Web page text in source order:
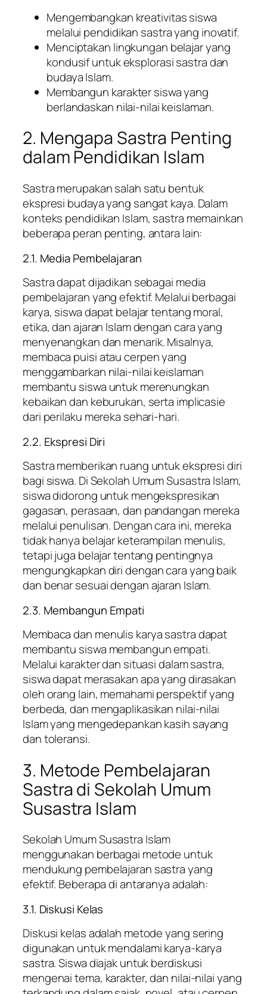
Mengembangkan kreativitas siswa
melalui pendidikan sastra yang inovatif.
Menciptakan lingkungan belajar yang
kondusif untuk eksplorasi sastra dan
budaya Islam.
Membangun karakter siswa yang
berlandaskan nilai-nilai keislaman.
2. Mengapa Sastra Penting
dalam Pendidikan Islam
Sastra merupakan salah satu bentuk
ekspresi budaya yang sangat kaya. Dalam
konteks pendidikan Islam, sastra memainkan
beberapa peran penting, antara lain:
2.1. Media Pembelajaran
Sastra dapat dijadikan sebagai media
pembelajaran yang efektif. Melalui berbagai
karya, siswa dapat belajar tentang moral,
etika, dan ajaran Islam dengan cara yang
menyenangkan dan menarik. Misalnya,
membaca puisi atau cerpen yang
menggambarkan nilai-nilai keislaman
membantu siswa untuk merenungkan
kebaikan dan keburukan, serta implicasie
dari perilaku mereka sehari-hari.
2.2. Ekspresi Diri
Sastra memberikan ruang untuk ekspresi diri
bagi siswa. Di Sekolah Umum Susastra Islam,
siswa didorong untuk mengekspresikan
gagasan, perasaan, dan pandangan mereka
melalui penulisan. Dengan cara ini, mereka
tidak hanya belajar keterampilan menulis,
tetapi juga belajar tentang pentingnya
mengungkapkan diri dengan cara yang baik
dan benar sesuai dengan ajaran Islam.
2.3. Membangun Empati
Membaca dan menulis karya sastra dapat
membantu siswa membangun empati.
Melalui karakter dan situasi dalam sastra,
siswa dapat merasakan apa yang dirasakan
oleh orang lain, memahami perspektif yang
berbeda, dan mengaplikasikan nilai-nilai
Islam yang mengedepankan kasih sayang
dan toleransi.
3. Metode Pembelajaran
Sastra di Sekolah Umum
Susastra Islam
Sekolah Umum Susastra Islam
menggunakan berbagai metode untuk
mendukung pembelajaran sastra yang
efektif. Beberapa di antaranya adalah:
3.1. Diskusi Kelas
Diskusi kelas adalah metode yang sering
digunakan untuk mendalami karya-karya
sastra. Siswa diajak untuk berdiskusi
mengenai tema, karakter, dan nilai-nilai yang